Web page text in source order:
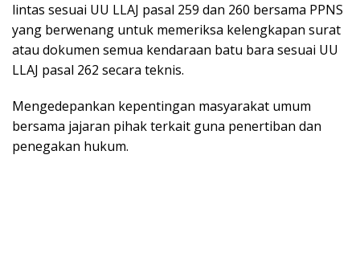
lintas sesuai UU LLAJ pasal 259 dan 260 bersama PPNS
yang berwenang untuk memeriksa kelengkapan surat
atau dokumen semua kendaraan batu bara sesuai UU
LLAJ pasal 262 secara teknis.
Mengedepankan kepentingan masyarakat umum
bersama jajaran pihak terkait guna penertiban dan
penegakan hukum.